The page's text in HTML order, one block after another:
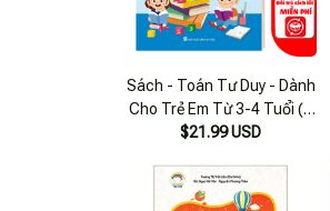
Sách - Toán Tư Duy - Dành
Cho Trẻ Em Từ 3-4 Tuổi (1
Cuốn)
$21.99 USD